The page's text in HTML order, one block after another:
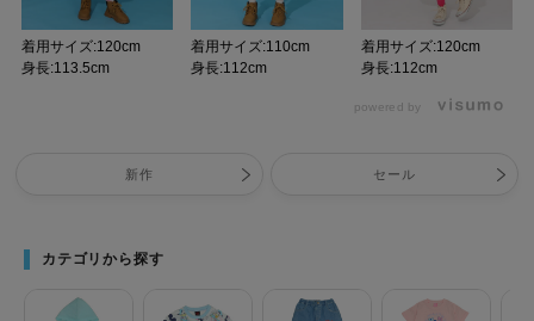
着用サイズ:120cm
身長:113.5cm
着用サイズ:110cm
身長:112cm
着用サイズ:120cm
身長:112cm
powered by
新作 セール
カテゴリから探す